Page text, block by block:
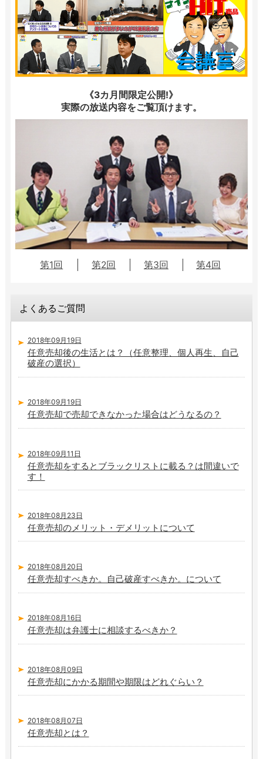
《3カ月間限定公開!》
実際の放送内容をご覧頂けます。
第1回 第2回 第3回 第4回
よくあるご質問
2018年09月19日
任意売却後の生活とは？（任意整理、個人再生、自己
破産の選択）
2018年09月19日
任意売却で売却できなかった場合はどうなるの？
2018年09月11日
任意売却をするとブラックリストに載る？は間違いで
す！
2018年08月23日
任意売却のメリット・デメリットについて
2018年08月20日
任意売却すべきか。自己破産すべきか。について
2018年08月16日
任意売却は弁護士に相談するべきか？
2018年08月09日
任意売却にかかる期間や期限はどれぐらい？
2018年08月07日
任意売却とは？